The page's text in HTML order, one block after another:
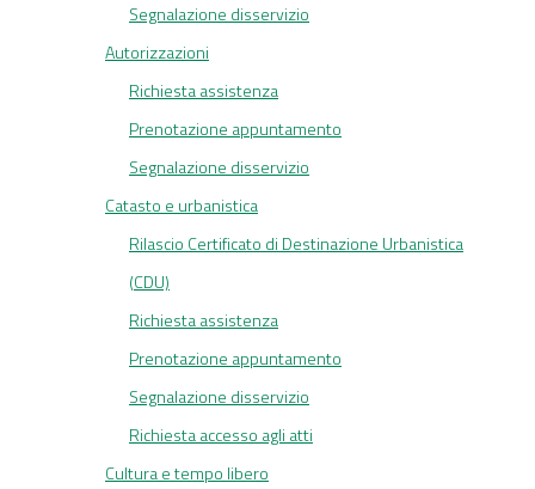
Segnalazione disservizio
Autorizzazioni
Richiesta assistenza
Prenotazione appuntamento
Segnalazione disservizio
Catasto e urbanistica
Rilascio Certificato di Destinazione Urbanistica
(CDU)
Richiesta assistenza
Prenotazione appuntamento
Segnalazione disservizio
Richiesta accesso agli atti
Cultura e tempo libero